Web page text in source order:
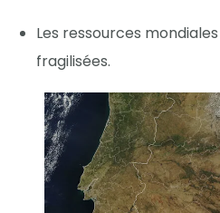
Les ressources
fragilisées.